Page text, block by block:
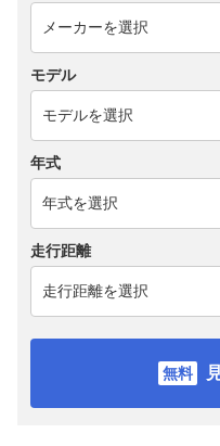
モデル
年式
走行距離